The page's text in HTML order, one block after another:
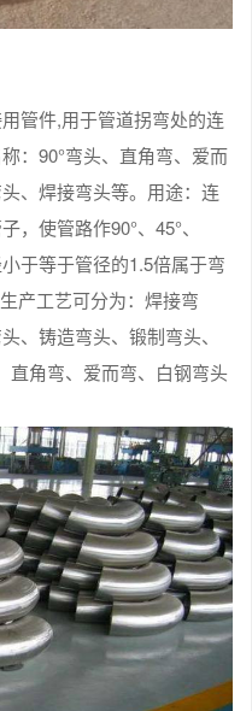
管件,用于管道拐弯处的连
：90°弯头、直角弯、爱而
、焊接弯头等。用途：连
，使管路作90°、45°、
于等于管径的1.5倍属于弯
产工艺可分为：焊接弯
、铸造弯头、锻制弯头、
直角弯、爱而弯、白钢弯头